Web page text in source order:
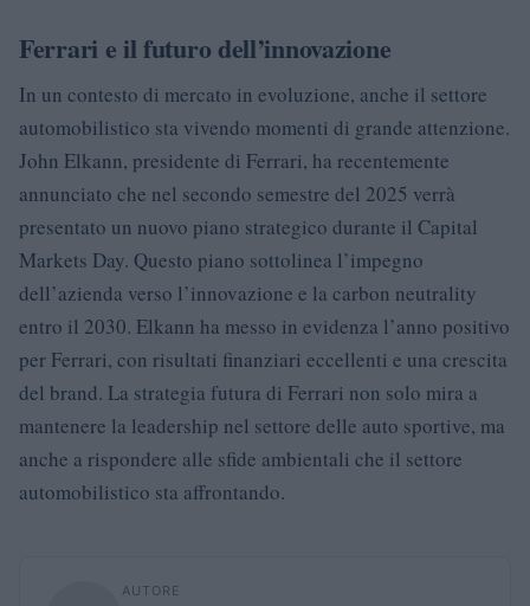
Ferrari e il futuro dell’innovazione
In un contesto di mercato in evoluzione, anche il settore
automobilistico sta vivendo momenti di grande attenzione.
John Elkann, presidente di Ferrari, ha recentemente
annunciato che nel secondo semestre del 2025 verrà
presentato un nuovo piano strategico durante il Capital
Markets Day. Questo piano sottolinea l’impegno
dell’azienda verso l’innovazione e la carbon neutrality
entro il 2030. Elkann ha messo in evidenza l’anno positivo
per Ferrari, con risultati finanziari eccellenti e una crescita
del brand. La strategia futura di Ferrari non solo mira a
mantenere la leadership nel settore delle auto sportive, ma
anche a rispondere alle sfide ambientali che il settore
automobilistico sta affrontando.
AUTORE